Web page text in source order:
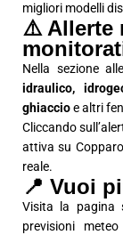
migliori modelli
⚠️ Allerte
Nella sezione
idraulico,
ghiaccioe altri
Cliccando
attiva su
reale.
📍 Vuoi
Visita la pagina
previsioni